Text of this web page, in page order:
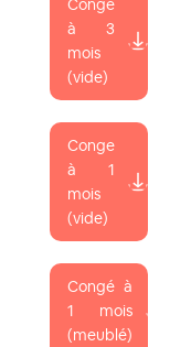
Congé
à 3
mois
(vide)
Conge
à 1
mois
(vide)
Congé à
1 mois
(meublé)